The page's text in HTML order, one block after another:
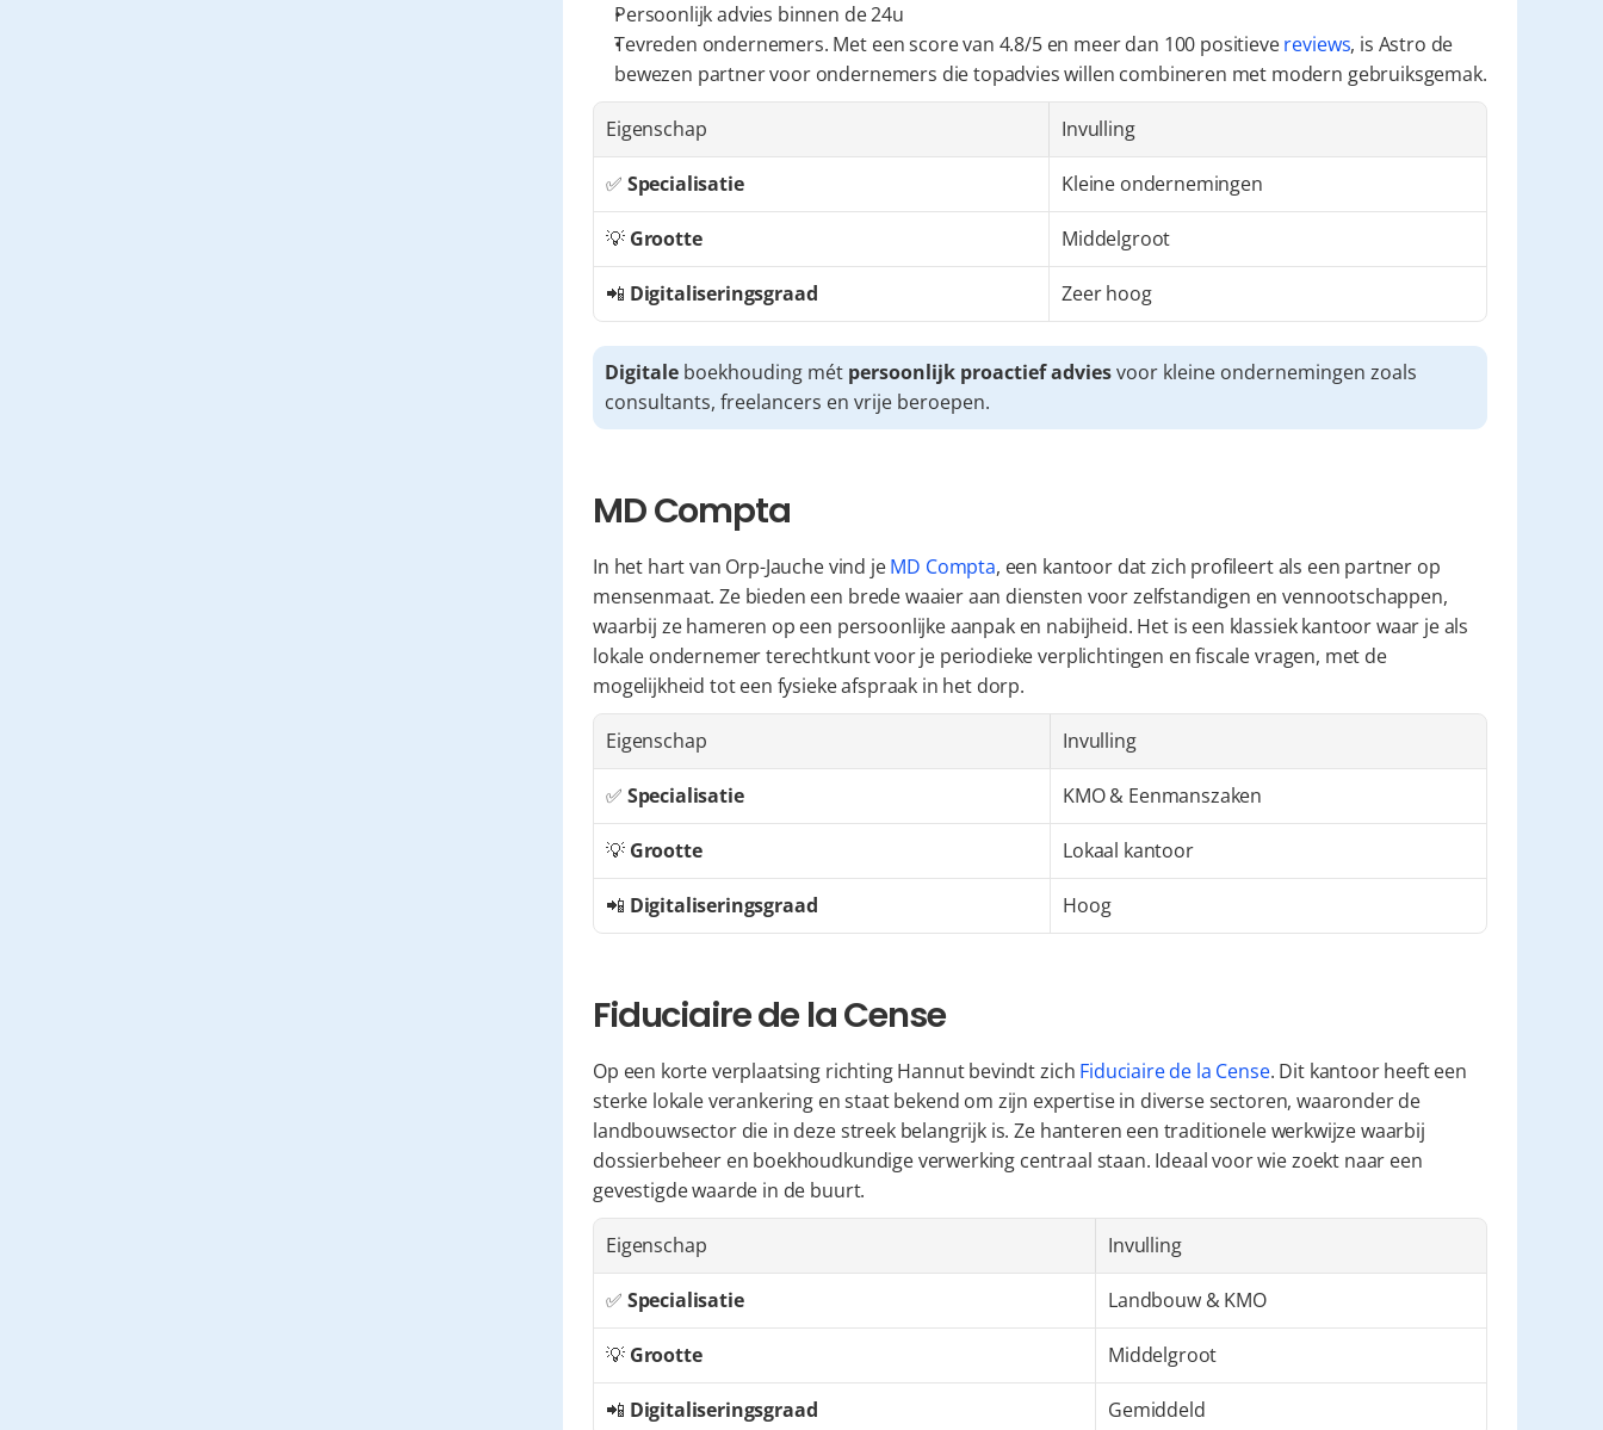
Persoonlijk advies binnen de 24u
Tevreden ondernemers. Met een score van 4.8/5 en meer dan 100 positieve reviews, is Astro de
bewezen partner voor ondernemers die topadvies willen combineren met modern gebruiksgemak.
Eigenschap Invulling
✅ Specialisatie Kleine ondernemingen
💡 Grootte Middelgroot
📲 Digitaliseringsgraad Zeer hoog
Digitale boekhouding mét persoonlijk proactief advies voor kleine ondernemingen zoals
consultants, freelancers en vrije beroepen.
MD Compta
In het hart van Orp-Jauche vind je MD Compta, een kantoor dat zich profileert als een partner op
mensenmaat. Ze bieden een brede waaier aan diensten voor zelfstandigen en vennootschappen,
waarbij ze hameren op een persoonlijke aanpak en nabijheid. Het is een klassiek kantoor waar je als
lokale ondernemer terechtkunt voor je periodieke verplichtingen en fiscale vragen, met de
mogelijkheid tot een fysieke afspraak in het dorp.
Eigenschap Invulling
✅ Specialisatie KMO & Eenmanszaken
💡 Grootte Lokaal kantoor
📲 Digitaliseringsgraad Hoog
Fiduciaire de la Cense
Op een korte verplaatsing richting Hannut bevindt zich Fiduciaire de la Cense. Dit kantoor heeft een
sterke lokale verankering en staat bekend om zijn expertise in diverse sectoren, waaronder de
landbouwsector die in deze streek belangrijk is. Ze hanteren een traditionele werkwijze waarbij
dossierbeheer en boekhoudkundige verwerking centraal staan. Ideaal voor wie zoekt naar een
gevestigde waarde in de buurt.
Eigenschap Invulling
✅ Specialisatie Landbouw & KMO
💡 Grootte Middelgroot
📲 Digitaliseringsgraad Gemiddeld